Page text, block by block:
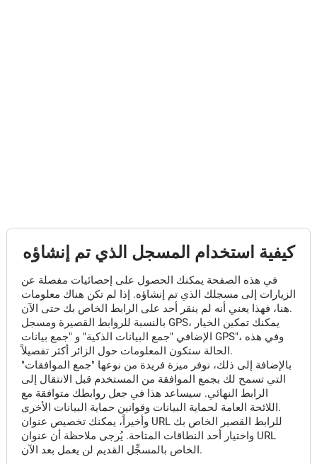
كيفية استخدام المسجل الذي تم إنشاؤه
في هذه الصفحة يمكنك الحصول على إحصائيات مفصلة عن
الزيارات إلى مسجلك الذي تم إنشاؤه. إذا لم تكن هناك معلومات
هنا، فهذا يعني أنه لم ينقر أحد على الرابط الخاص بك حتى الآن.
بالنسبة للروابط القصيرة ومسجل GPS، يمكنك تمكين الخيار
الإضافي "جمع البيانات الذكية" و "جمع بيانات GPS"، وفي هذه
الحالة ستكون المعلومات حول الزائر أكثر تفصيلاً.
بالإضافة إلى ذلك، نوفر ميزة فريدة من نوعها "جمع الموافقات"
التي تسمح لك بجمع الموافقة من المستخدم قبل الانتقال إلى
الرابط النهائي. سيساعد هذا في جعل روابطك متوافقة مع
اللائحة العامة لحماية البيانات وقوانين حماية البيانات الأخرى.
وأخيراً، يمكنك تخصيص عنوان URL للرابط القصير الخاص بك
واختيار أحد النطاقات المتاحة. يُرجى ملاحظة أن عنوان URL
الخاص بالمسجِّل القديم لن يعمل بعد الآن.